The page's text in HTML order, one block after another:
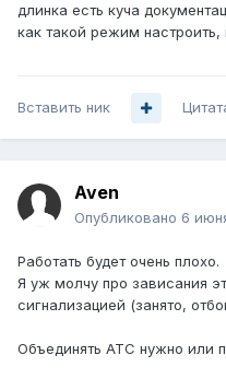
длинка есть куча
как такой режим
Вставить ник
Aven
Опубликовано 6
Работать будет очень плохо.
Я уж молчу про зависания
сигнализацией (занято,
Объединять АТС нужно или